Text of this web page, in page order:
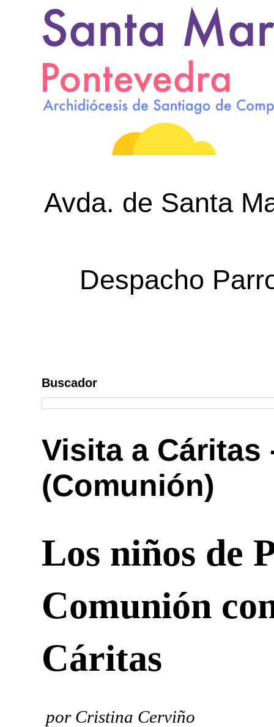
Avda. de Santa
Despacho
Buscador
Visita a Cáritas
(Comunión)
Los niños de
Comunión
Cáritas
por Cristina Cerviño